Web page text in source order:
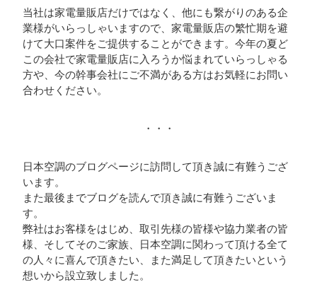
当社は家電量販店だけではなく、他にも繋がりのある企
業様がいらっしゃいますので、家電量販店の繁忙期を避
けて大口案件をご提供することができます。今年の夏ど
この会社で家電量販店に入ろうか悩まれていらっしゃる
方や、今の幹事会社にご不満がある方はお気軽にお問い
合わせください。
・・・
日本空調のブログページに訪問して頂き誠に有難うござ
います。
また最後までブログを読んで頂き誠に有難うございま
す。
弊社はお客様をはじめ、取引先様の皆様や協力業者の皆
様、そしてそのご家族、日本空調に関わって頂ける全て
の人々に喜んで頂きたい、また満足して頂きたいという
想いから設立致しました。